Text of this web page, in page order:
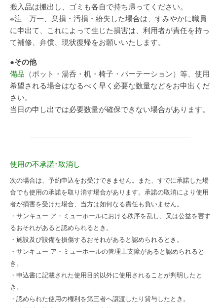
搬入品は搬出し、ゴミも各自で持ち帰ってください。
※注 万一、棄損・汚損・紛失した場合は、すみやかに職員
に申出て、これによって生じた損害は、利用者が責任を持っ
て補修、弁償、現状復帰をお願いいたします。
●その他
備品 （ポット・湯呑・机・椅子・パーテーション）等、使用
希望される場合はなるべく早く必要な数量などをお申出くだ
さい。
当日の申し出では必要数量が確保できない場合があります。
使用の不承諾･取消し
次の場合は、予約申込をお受けできません。また、すでに承諾した場
合でも使用の承諾を取り消す場合があります。承諾の取消により使用
者が損害を受けた場合、当方は如何なる責任も負いません。
・サンキュー ア・ミューホールにおける秩序を乱し、又は公益を害す
るおそれがあると認められるとき。
・施設及び設備を損傷するおそれがあると認められるとき。
・サンキュー ア・ミューホールの管理上支障があると認められると
き。
・申込書に記載された使用目的以外に使用されることが判明したと
き。
・認められた使用の権利を第三者へ譲渡したり貸与したとき。